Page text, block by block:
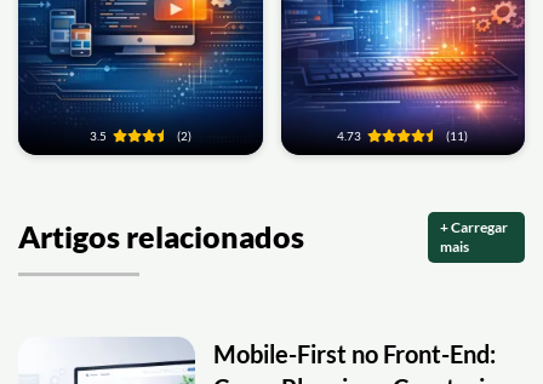
3.5 (2) 4.73 (11)
Artigos relacionados
+ Carregar
mais
Mobile-First no Front-End: